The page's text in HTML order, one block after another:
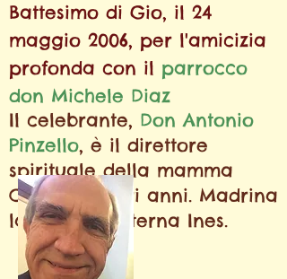
Battesimo di Gio, il 24
maggio 2006, per l'amicizia
profonda con il parrocco
don Michele Diaz
Il celebrante, Don Antonio
Pinzello, è il direttore
spirituale della mamma
Cinzia da vari anni. Madrina
la nonna materna Ines.